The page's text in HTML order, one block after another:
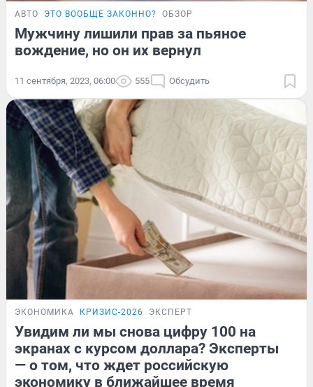
АВТО ЭТО ВООБЩЕ ЗАКОННО? ОБЗОР
Мужчину лишили прав за пьяное
вождение, но он их вернул
11 сентября, 2023, 06:00 555 Обсудить
ЭКОНОМИКА КРИЗИС-2026 ЭКСПЕРТ
Увидим ли мы снова цифру 100 на
экранах с курсом доллара? Эксперты
— о том, что ждет российскую
экономику в ближайшее время